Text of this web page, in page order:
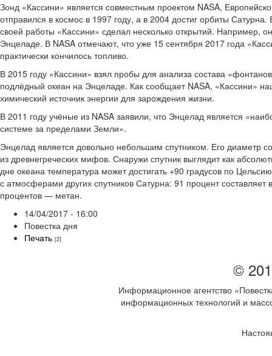
Зонд «Кассини» является совместным проектом NASA,
отправился в космос в 1997 году, а в 2004 достиг орбиты
своей работы «Кассини» сделал несколько открытий. Например,
Энцеладе. В NASA отмечают, что уже 15 сентября 2017 года
практически кончилось топливо.
В 2015 году «Кассини» взял пробы для анализа состава
подлёдный океан на Энцеладе. Как сообщает NASA, «Кассини»
химический источник энергии для зарождения жизни.
В 2011 году учёные из NASA заявили, что Энцелад является
системе за пределами Земли».
Энцелад является довольно небольшим спутником. Его диаметр
из древнегреческих мифов. Снаружи спутник выглядит как
дне океана температура может достигать +90 градусов по
с атмосферами других спутников Сатурна: 91 процент
процентов — метан.
14/04/2017 - 16:00
Повестка дня
Печать [2]
©
Информационное агентство
информационных технологий и